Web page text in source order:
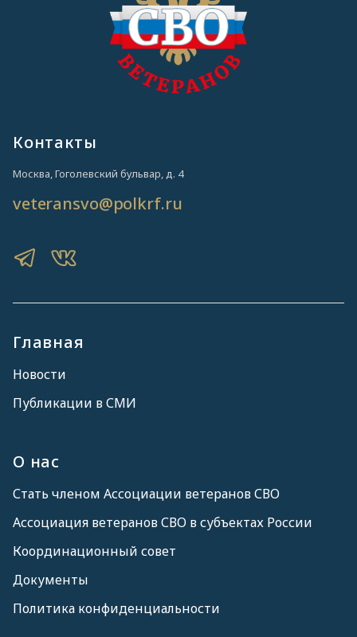
Главная
Новости
Публикации в СМИ
О нас
Стать членом Ассоциации ветеранов СВО
Ассоциация ветеранов СВО в субъектах России
Координационный совет
Документы
Политика конфиденциальности
Контакты
Москва, Гоголевский бульвар, д. 4
veteransvo@polkrf.ru